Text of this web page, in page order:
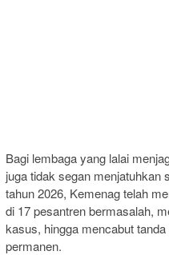
Bagi lembaga yang lalai
juga tidak segan menjatuhkan
tahun 2026, Kemenag telah
di 17 pesantren bermasalah,
kasus, hingga mencabut
permanen.